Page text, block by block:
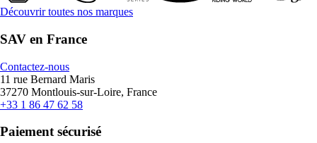
Découvrir toutes nos marques
SAV en France
Contactez-nous
11 rue Bernard Maris
37270 Montlouis-sur-Loire, France
+33 1 86 47 62 58
Paiement sécurisé